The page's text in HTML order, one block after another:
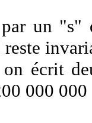
un "s"
écrit
000